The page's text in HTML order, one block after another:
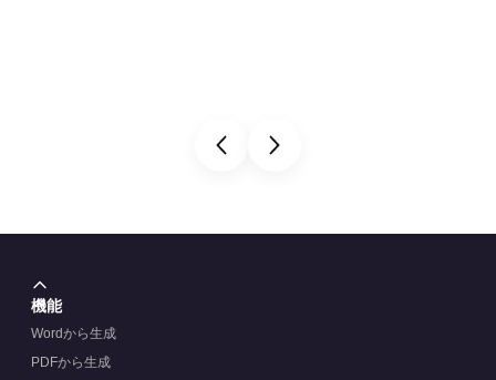
機能
Wordから生成
PDFから生成